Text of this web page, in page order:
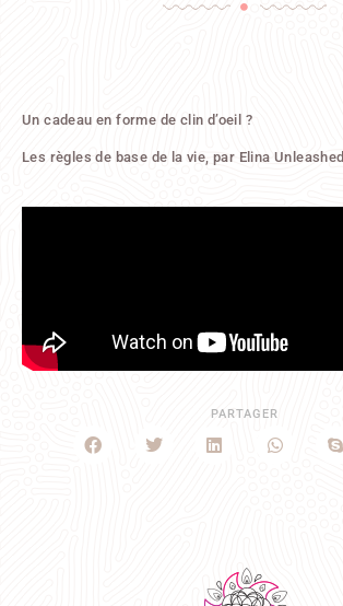
Un cadeau en forme de clin d’oeil ?
Les règles de base de la vie, par Elina Unleashed
PARTAGER